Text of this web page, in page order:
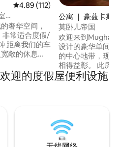
平均评分 4.89 分（满分 5 分），
4.89 (112)
奢华空间，
非常适合度假/
敞的休息
机+
。
公寓 ｜ 豪兹卡斯
莫卧儿帝国
欢迎来到Mughal
设计的豪华单间公
的中心地带，现代
相得益彰。 此房源拥有时尚现代的室内装
潢和令人放松的浴
具活力的街区之一
迎的度假屋便利设施